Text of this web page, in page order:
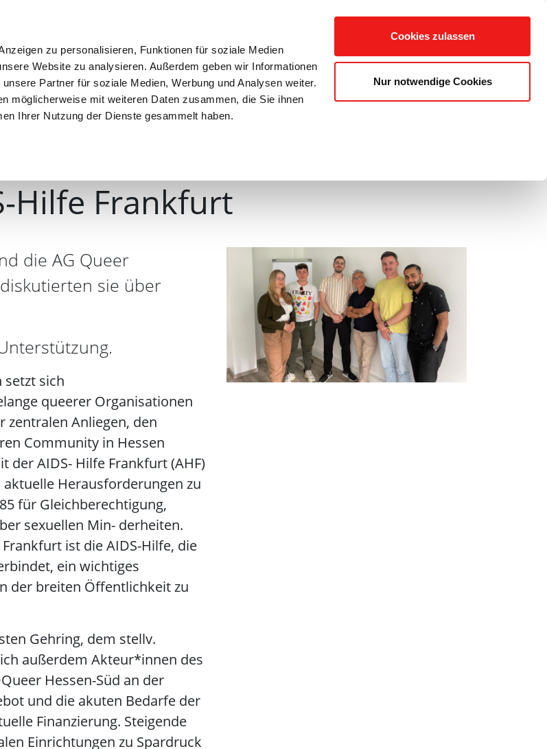
zu personalisieren, Funktionen für soziale Medien
Website zu analysieren. Außerdem geben wir Informationen
Partner für soziale Medien, Werbung und Analysen weiter.
möglicherweise mit weiteren Daten zusammen, die Sie ihnen
Ihrer Nutzung der Dienste gesammelt haben.
Cookies zulassen
Nur notwendige Cookies
Hilfe Frankfurt
die AG Queer
sie über
setzt sich
queerer Organisationen
zentralen Anliegen, den
Community in Hessen
der AIDS- Hilfe Frankfurt (AHF)
Herausforderungen zu
für Gleichberechtigung,
sexuellen Min- derheiten.
ist die AIDS-Hilfe, die
ein wichtiges
der breiten Öffentlichkeit zu
Gehring, dem stellv.
außerdem Akteur*innen des
Hessen-Süd an der
und die akuten Bedarfe der
Finanzierung. Steigende
Einrichtungen zu Spardruck